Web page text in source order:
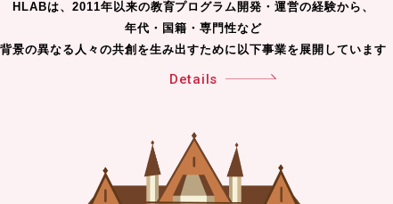
HLABは、2011年以来の教育プログラム開発・運営の経験から、
年代・国籍・専門性など
背景の異なる人々の共創を生み出すために以下事業を展開しています
Details